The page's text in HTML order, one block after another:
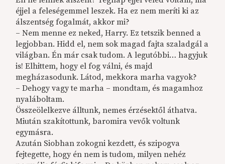
éjjel a feleségemmel leszek. Ha ez nem meríti ki az
álszentség fogalmát, akkor mi?
– Nem menne ez neked, Harry. Ez tetszik benned a
legjobban. Hidd el, nem sok magad fajta szaladgál a
világban. Én már csak tudom. A legutóbbi… hagyjuk
is! Elhittem, hogy el fog válni, és majd
megházasodunk. Látod, mekkora marha vagyok?
– Dehogy vagy te marha – mondtam, és magamhoz
nyaláboltam.
Összeölelkezve álltunk, nemes érzésektől áthatva.
Miután szakítottunk, baromira vevők voltunk
egymásra.
Azután Siobhan zokogni kezdett, és szipogva
fejtegette, hogy én nem is tudom, milyen nehéz